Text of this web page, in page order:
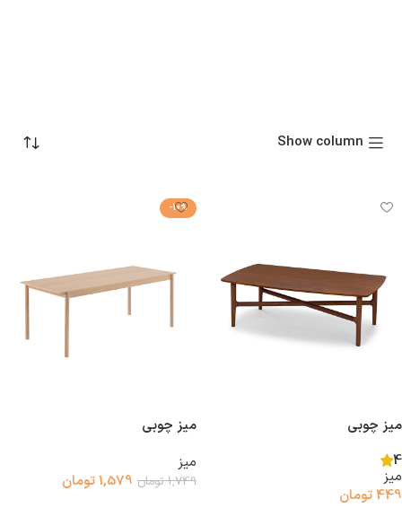
Show column
میز چوبی
4
میز
449تومان
-10%
میز چوبی
میز
1,749تومان 1,579تومان